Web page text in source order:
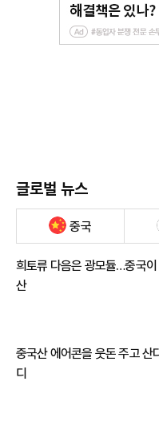
글로벌 뉴스
중국
희토류 다음은 광모듈…중국
산
중국산 에어콘을 웃돈 주고 산
디